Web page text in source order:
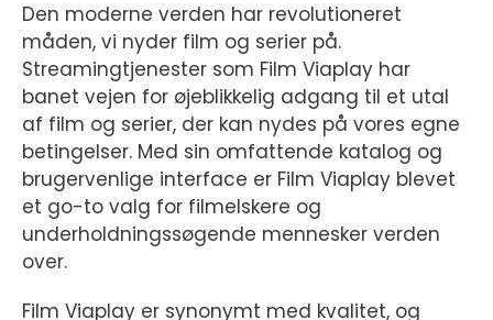
Den moderne verden har revolutioneret
måden, vi nyder film og serier på.
Streamingtjenester som Film Viaplay har
banet vejen for øjeblikkelig adgang til et utal
af film og serier, der kan nydes på vores egne
betingelser. Med sin omfattende katalog og
brugervenlige interface er Film Viaplay blevet
et go-to valg for filmelskere og
underholdningssøgende mennesker verden
over.
Film Viaplay er synonymt med kvalitet, og